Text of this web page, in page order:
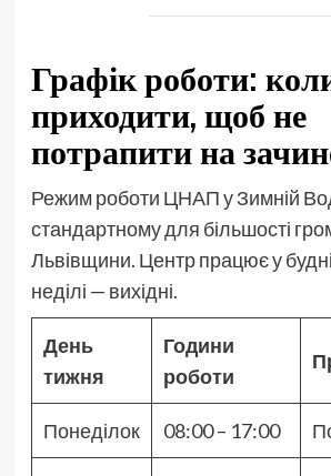
Графік роботи:
приходити, щоб не
потрапити на
Режим роботи ЦНАП у Зимній
стандартному для більшості
Львівщини. Центр працює у будні
неділі — вихідні.
День
тижня
Години
роботи
Понеділок 08:00 – 17:00